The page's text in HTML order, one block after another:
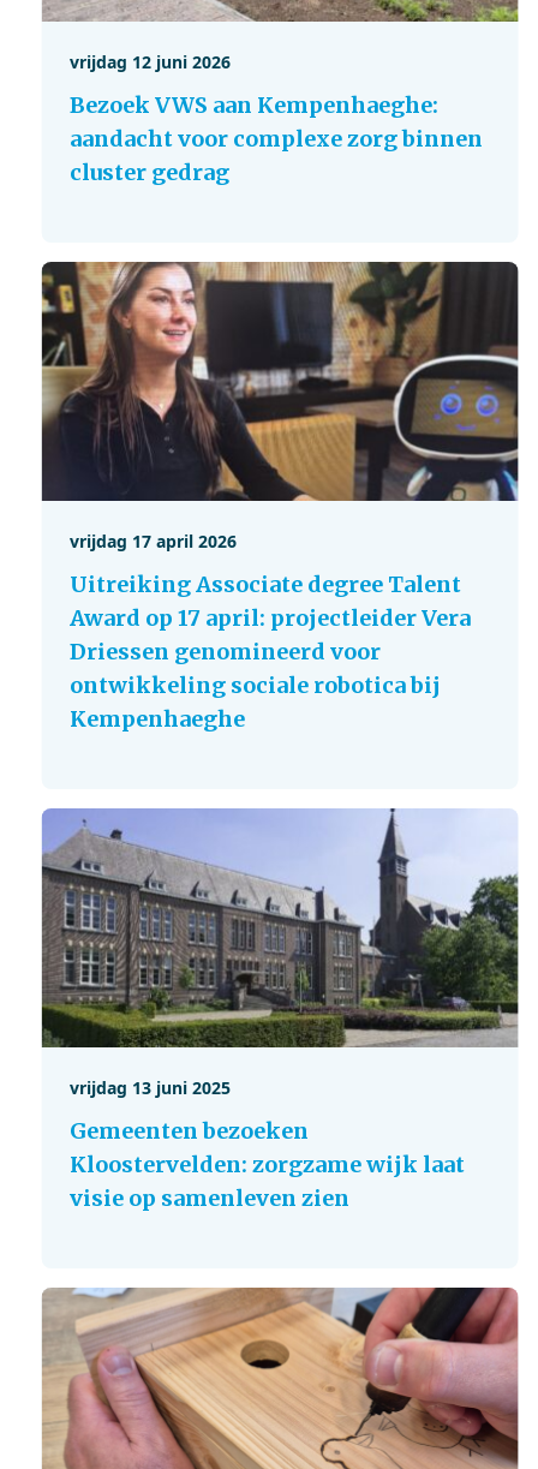
vrijdag 12 juni 2026
Bezoek VWS aan Kempenhaeghe:
aandacht voor complexe zorg binnen
cluster gedrag
vrijdag 17 april 2026
Uitreiking Associate degree Talent
Award op 17 april: projectleider Vera
Driessen genomineerd voor
ontwikkeling sociale robotica bij
Kempenhaeghe
vrijdag 13 juni 2025
Gemeenten bezoeken
Kloostervelden: zorgzame wijk laat
visie op samenleven zien